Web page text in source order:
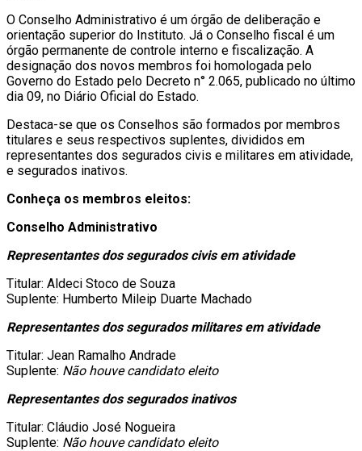
O Conselho Administrativo é um órgão de deliberação e
orientação superior do Instituto. Já o Conselho fiscal é um
órgão permanente de controle interno e fiscalização. A
designação dos novos membros foi homologada pelo
Governo do Estado pelo Decreto n° 2.065, publicado no último
dia 09, no Diário Oficial do Estado.
Destaca-se que os Conselhos são formados por membros
titulares e seus respectivos suplentes, divididos em
representantes dos segurados civis e militares em atividade,
e segurados inativos.
Conheça os membros eleitos:
Conselho Administrativo
Representantes dos segurados civis em atividade
Titular: Aldeci Stoco de Souza
Suplente: Humberto Mileip Duarte Machado
Representantes dos segurados militares em atividade
Titular: Jean Ramalho Andrade
Suplente: Não houve candidato eleito
Representantes dos segurados inativos
Titular: Cláudio José Nogueira
Suplente: Não houve candidato eleito